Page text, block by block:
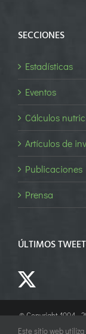
SECCIONES
Estadísticas
Eventos
Cálculos
Artículos de
Publicaciones
Prensa
ÚLTIMOS
© Copyright 1994 -
Este sitio web